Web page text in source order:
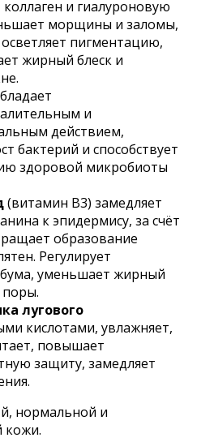
и гиалуроновую
морщины и заломы,
пигментацию,
жирный блеск и
и
действием,
бактерий и способствует
здоровой микробиоты
(витамин B3) замедляет
к эпидермису, за счёт
образование
Регулирует
уменьшает жирный
поры.
лугового
кислотами, увлажняет,
повышает
защиту, замедляет
нормальной и
кожи.